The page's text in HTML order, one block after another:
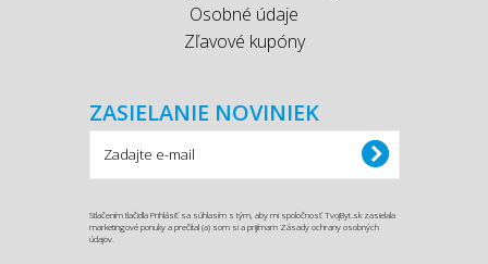
Osobné údaje
Zľavové kupóny
ZASIELANIE NOVINIEK
Stlačením tlačidla Prihlásiť sa súhlasím s tým, aby mi spoločnosť TvojByt.sk zasielala
marketingové ponuky a prečítal (a) som si a prijímam Zásady ochrany osobných
údajov.